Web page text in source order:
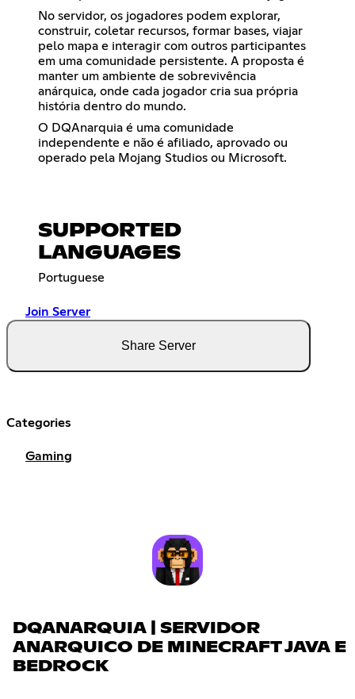
No servidor, os jogadores podem explorar,
construir, coletar recursos, formar bases, viajar
pelo mapa e interagir com outros participantes
em uma comunidade persistente. A proposta é
manter um ambiente de sobrevivência
anárquica, onde cada jogador cria sua própria
história dentro do mundo.
O DQAnarquia é uma comunidade
independente e não é afiliado, aprovado ou
operado pela Mojang Studios ou Microsoft.
SUPPORTED
LANGUAGES
Portuguese
Join Server
Share Server
Categories
Gaming
DQANARQUIA | SERVIDOR
ANARQUICO DE MINECRAFT JAVA E
BEDROCK